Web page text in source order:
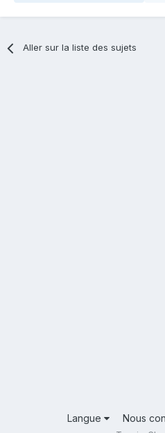
Aller sur la liste des sujets
Langue Nous